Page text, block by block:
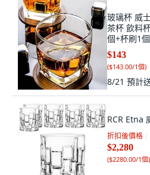
玻璃杯 威
茶杯 飲料
個+杯刷1
-285ML
$143
($143.00/1個)
8/21 預計
RCR Etna
折扣後價格
$2,280
($2280.00/1個)